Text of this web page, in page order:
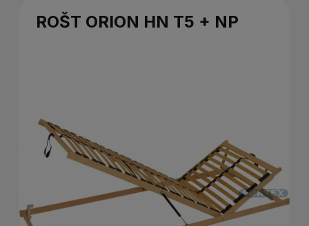
ROŠT ORION HN T5 + NP